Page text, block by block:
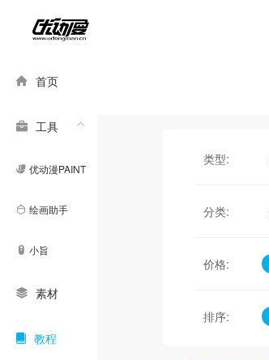
首页
工具
优动漫PAINT
绘画助手
小旨
素材
教程
类型:
分类:
价格:
排序: